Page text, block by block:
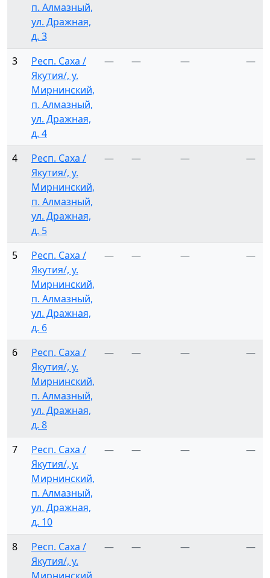
п. Алмазный,
ул. Дражная,
д. 3
3
Респ. Саха /
Якутия/, у.
Мирнинский,
п. Алмазный,
ул. Дражная,
д. 4
— — — —
4
Респ. Саха /
Якутия/, у.
Мирнинский,
п. Алмазный,
ул. Дражная,
д. 5
— — — —
5
Респ. Саха /
Якутия/, у.
Мирнинский,
п. Алмазный,
ул. Дражная,
д. 6
— — — —
6
Респ. Саха /
Якутия/, у.
Мирнинский,
п. Алмазный,
ул. Дражная,
д. 8
— — — —
7
Респ. Саха /
Якутия/, у.
Мирнинский,
п. Алмазный,
ул. Дражная,
д. 10
— — — —
8
Респ. Саха /
Якутия/, у.
— — — —